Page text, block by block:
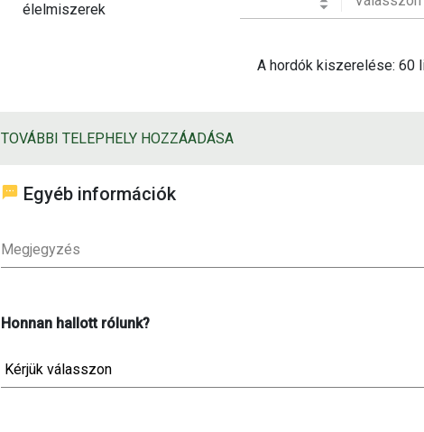
élelmiszerek
A hordók kiszerelése: 60
TOVÁBBI TELEPHELY HOZZÁADÁSA
Egyéb információk
Megjegyzés
Honnan hallott rólunk?